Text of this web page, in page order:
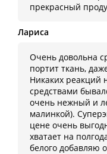
прекрасный
Лариса
Очень довольна
портит ткань,
Никаких реакций
средствами
очень нежный и
малинкой).
цене очень
хватает на
белого добавляю